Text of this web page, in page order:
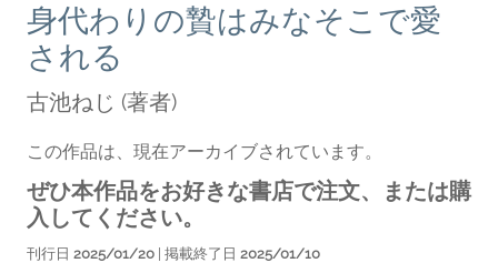
身代わりの贄はみなそこで愛
される
古池ねじ (著者)
この作品は、現在アーカイブされています。
ぜひ本作品をお好きな書店で注文、または購
入してください。
刊行日 2025/01/20 | 掲載終了日 2025/01/10